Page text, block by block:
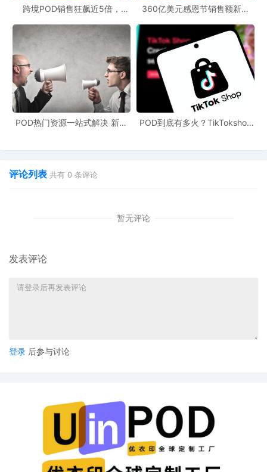
跨境POD销售狂飙近5倍，
360亿美元感恩节销售额新纪
新风潮！
POD热门资源一站式解决 新手
POD到底有多火？TikTokshop
评论列表 共有 0 条评论
暂无评论
发表评论
登录 后参与讨论